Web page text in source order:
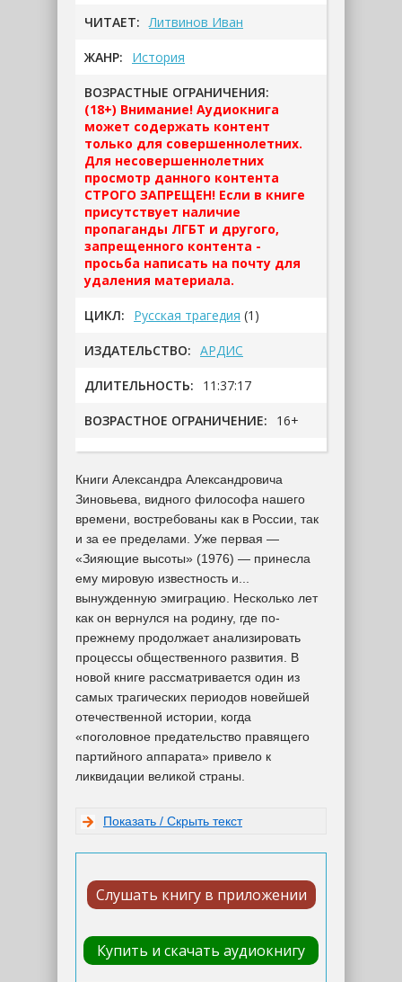
ЧИТАЕТ: Литвинов Иван
ЖАНР: История
ВОЗРАСТНЫЕ ОГРАНИЧЕНИЯ:
(18+) Внимание! Аудиокнига
может содержать контент
только для совершеннолетних.
Для несовершеннолетних
просмотр данного контента
СТРОГО ЗАПРЕЩЕН! Если в книге
присутствует наличие
пропаганды ЛГБТ и другого,
запрещенного контента -
просьба написать на почту для
удаления материала.
ЦИКЛ: Русская трагедия (1)
ИЗДАТЕЛЬСТВО: АРДИС
ДЛИТЕЛЬНОСТЬ: 11:37:17
ВОЗРАСТНОЕ ОГРАНИЧЕНИЕ: 16+
Книги Александра Александровича
Зиновьева, видного философа нашего
времени, востребованы как в России, так
и за ее пределами. Уже первая —
«Зияющие высоты» (1976) — принесла
ему мировую известность и...
вынужденную эмиграцию. Несколько лет
как он вернулся на родину, где по-
прежнему продолжает анализировать
процессы общественного развития. В
новой книге рассматривается один из
самых трагических периодов новейшей
отечественной истории, когда
«поголовное предательство правящего
партийного аппарата» привело к
ликвидации великой страны.
Показать / Скрыть текст
Слушать книгу в приложении
Купить и скачать аудиокнигу